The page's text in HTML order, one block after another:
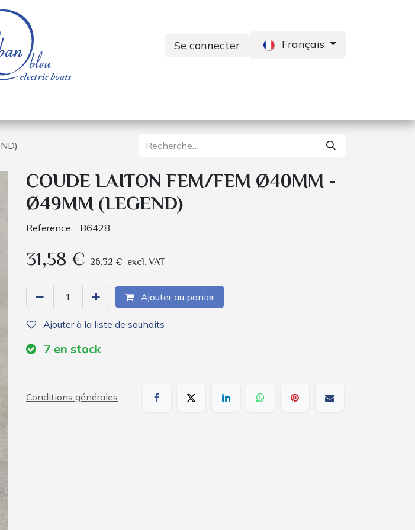
Se connecter Français
COUDE LAITON FEM/FEM Ø40MM -
Ø49MM (LEGEND)
Reference : B6428
31,58 € 26,32 € excl. VAT
Ajouter au panier
Ajouter à la liste de souhaits
7 en stock
Conditions générales